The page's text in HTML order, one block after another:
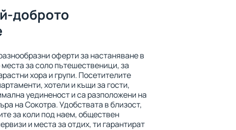
доброто
оферти за настаняване в
за соло пътешественици, за
хора и групи. Посетителите
хотели и къщи за гости,
уединеност и са разположени на
на Сокотра. Удобствата в близост,
за коли под наем, обществен
и места за отдих, ти гарантират